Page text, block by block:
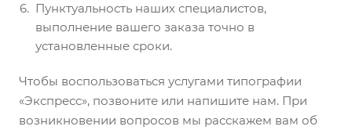
Пунктуальность наших специалистов,
выполнение вашего заказа точно в
установленные сроки.
Чтобы воспользоваться услугами типографии
«Экспресс», позвоните или напишите нам. При
возникновении вопросов мы расскажем вам об